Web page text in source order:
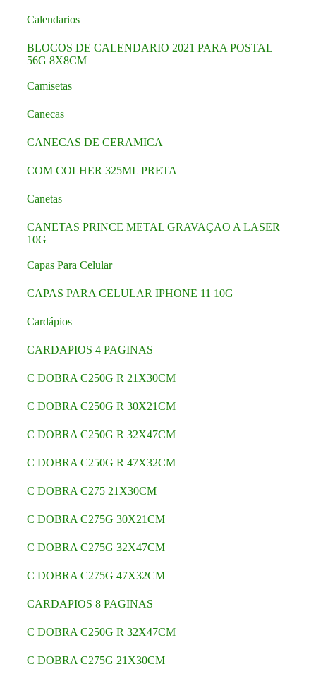
Calendarios
BLOCOS DE CALENDARIO 2021 PARA POSTAL
56G 8X8CM
Camisetas
Canecas
CANECAS DE CERAMICA
COM COLHER 325ML PRETA
Canetas
CANETAS PRINCE METAL GRAVAÇAO A LASER
10G
Capas Para Celular
CAPAS PARA CELULAR IPHONE 11 10G
Cardápios
CARDAPIOS 4 PAGINAS
C DOBRA C250G R 21X30CM
C DOBRA C250G R 30X21CM
C DOBRA C250G R 32X47CM
C DOBRA C250G R 47X32CM
C DOBRA C275 21X30CM
C DOBRA C275G 30X21CM
C DOBRA C275G 32X47CM
C DOBRA C275G 47X32CM
CARDAPIOS 8 PAGINAS
C DOBRA C250G R 32X47CM
C DOBRA C275G 21X30CM